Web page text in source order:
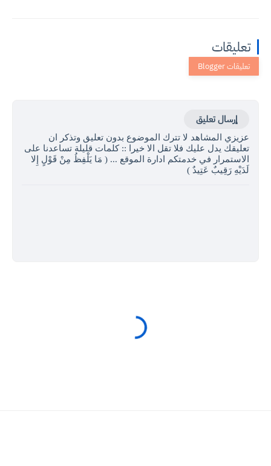
تعليقات
إرسال تعليق
عزيزي المشاهد لا تترك الموضوع بدون تعليق وتذكر ان
تعليقك يدل عليك فلا تقل الا خيرا :: كلمات قليلة تساعدنا على
الاستمرار في خدمتكم ادارة الموقع ... ( مَا يَلْفِظُ مِنْ قَوْلٍ إِلا
لَدَيْهِ رَقِيبٌ عَتِيدٌ )